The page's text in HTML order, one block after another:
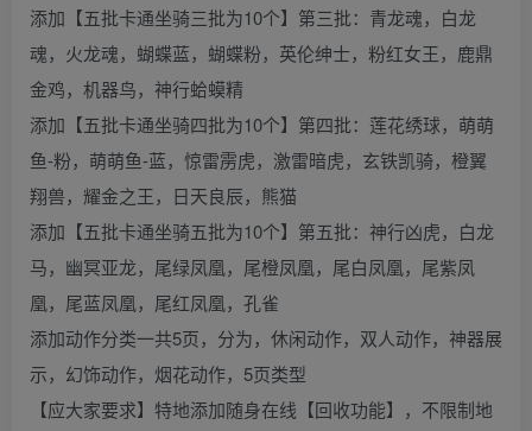
添加【五批卡通坐骑三批为10个】第三批：青龙魂，白龙
魂，火龙魂，蝴蝶蓝，蝴蝶粉，英伦绅士，粉红女王，鹿鼎
金鸡，机器鸟，神行蛤蟆精
添加【五批卡通坐骑四批为10个】第四批：莲花绣球，萌萌
鱼-粉，萌萌鱼-蓝，惊雷雳虎，激雷暗虎，玄铁凯骑，橙翼
翔兽，耀金之王，日天良辰，熊猫
添加【五批卡通坐骑五批为10个】第五批：神行凶虎，白龙
马，幽冥亚龙，尾绿凤凰，尾橙凤凰，尾白凤凰，尾紫凤
凰，尾蓝凤凰，尾红凤凰，孔雀
添加动作分类一共5页，分为，休闲动作，双人动作，神器展
示，幻饰动作，烟花动作，5页类型
【应大家要求】特地添加随身在线【回收功能】，不限制地